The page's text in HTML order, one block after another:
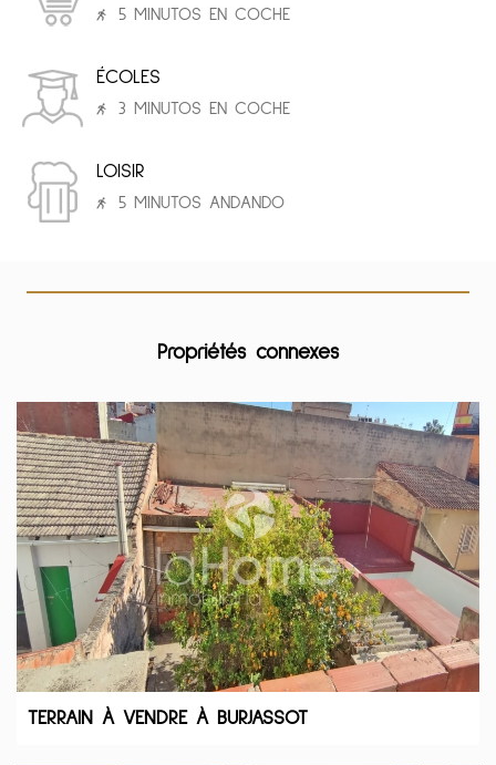
5 MINUTOS EN COCHE
ÉCOLES
3 MINUTOS EN COCHE
LOISIR
5 MINUTOS ANDANDO
Propriétés connexes
TERRAIN À VENDRE À BURJASSOT